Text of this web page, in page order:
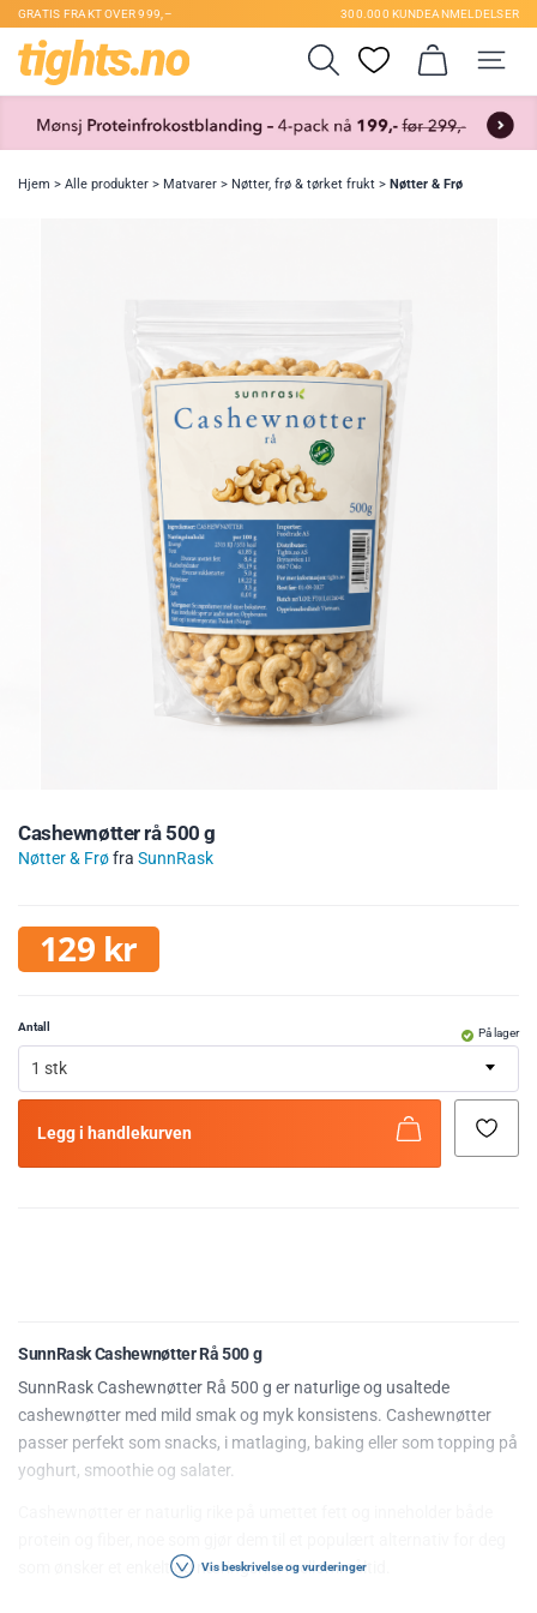
GRATIS FRAKT OVER 999,– 300.000 KUNDEANMELDELSER
Hjem > Alle produkter > Matvarer > Nøtter, frø & tørket frukt > Nøtter & Frø
Cashewnøtter rå 500 g
Nøtter & Frøfra SunnRask
129 kr
På lager
Antall
1 stk
Legg i handlekurven
SunnRask Cashewnøtter Rå 500 g
SunnRask Cashewnøtter Rå 500 g er naturlige og usaltede
cashewnøtter med mild smak og myk konsistens. Cashewnøtter
passer perfekt som snacks, i matlaging, baking eller som topping på
yoghurt, smoothie og salater.
som ønsker et enkelt og næringsrikt mellommåltid.
Vis beskrivelse og vurderinger